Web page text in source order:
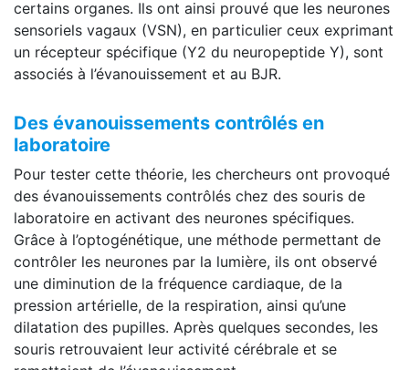
certains organes. Ils ont ainsi prouvé que les neurones
sensoriels vagaux (VSN), en particulier ceux exprimant
un récepteur spécifique (Y2 du neuropeptide Y), sont
associés à l’évanouissement et au BJR.
Des évanouissements contrôlés en
laboratoire
Pour tester cette théorie, les chercheurs ont provoqué
des évanouissements contrôlés chez des souris de
laboratoire en activant des neurones spécifiques.
Grâce à l’optogénétique, une méthode permettant de
contrôler les neurones par la lumière, ils ont observé
une diminution de la fréquence cardiaque, de la
pression artérielle, de la respiration, ainsi qu’une
dilatation des pupilles. Après quelques secondes, les
souris retrouvaient leur activité cérébrale et se